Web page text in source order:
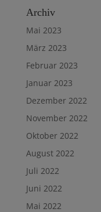
Archiv
Mai 2023
März 2023
Februar 2023
Januar 2023
Dezember 2022
November 2022
Oktober 2022
August 2022
Juli 2022
Juni 2022
Mai 2022